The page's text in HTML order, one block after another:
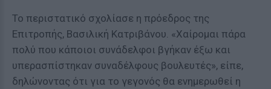
Το περιστατικό σχολίασε η πρόεδρος της
Επιτροπής, Βασιλική Κατριβάνου. «Χαίρομαι πάρα
πολύ που κάποιοι συνάδελφοι βγήκαν έξω και
υπερασπίστηκαν συναδέλφους βουλευτές», είπε,
δηλώνοντας ότι για το γεγονός θα ενημερωθεί η